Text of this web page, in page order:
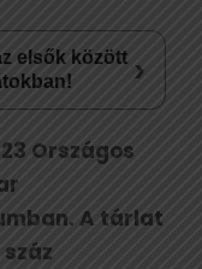
elsők között ›
Országos
A tárlat